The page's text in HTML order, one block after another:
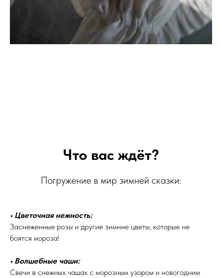
Что вас ждёт?
Погружение в мир зимней сказки:
• Цветочная нежность:
Заснеженные розы и другие зимние цветы, которые не
боятся мороза!
• Волшебные чаши:
Свечи в снежных чашах с морозным узором и новогодним